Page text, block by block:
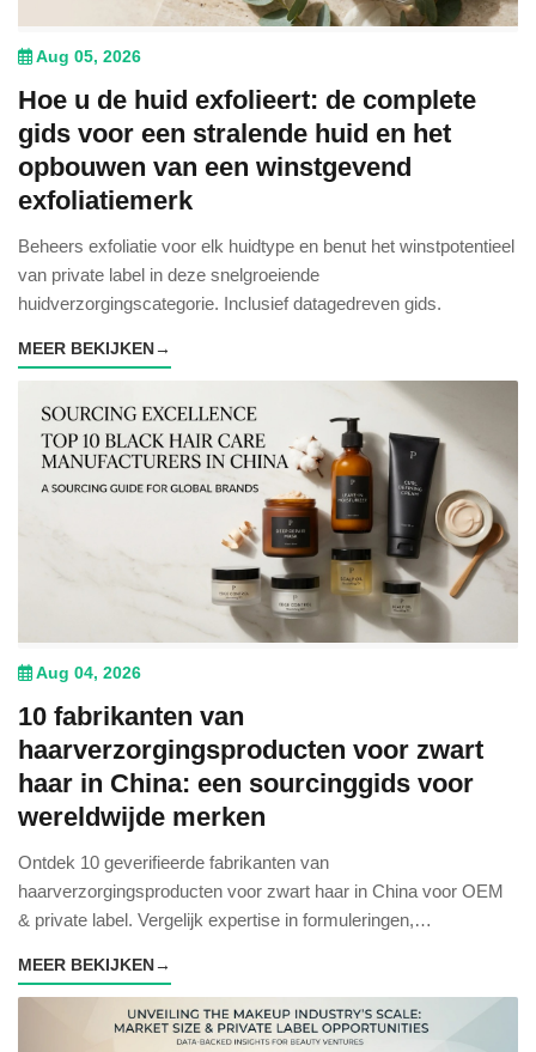
Aug 05, 2026
Hoe u de huid exfolieert: de complete
gids voor een stralende huid en het
opbouwen van een winstgevend
exfoliatiemerk
Beheers exfoliatie voor elk huidtype en benut het winstpotentieel
van private label in deze snelgroeiende
huidverzorgingscategorie. Inclusief datagedreven gids.
MEER BEKIJKEN→
Aug 04, 2026
10 fabrikanten van
haarverzorgingsproducten voor zwart
haar in China: een sourcinggids voor
wereldwijde merken
Ontdek 10 geverifieerde fabrikanten van
haarverzorgingsproducten voor zwart haar in China voor OEM
& private label. Vergelijk expertise in formuleringen,
MEER BEKIJKEN→